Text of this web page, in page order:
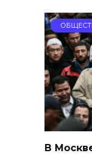
В